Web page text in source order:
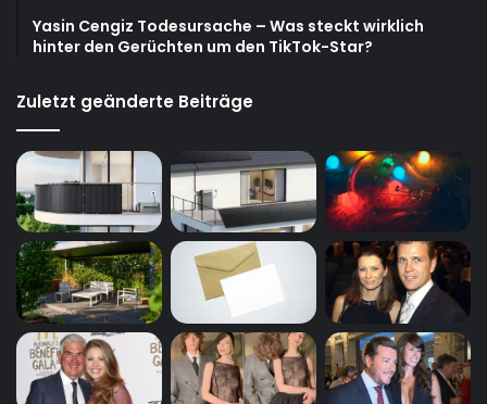
Yasin Cengiz Todesursache – Was steckt wirklich
hinter den Gerüchten um den TikTok-Star?
Zuletzt geänderte Beiträge